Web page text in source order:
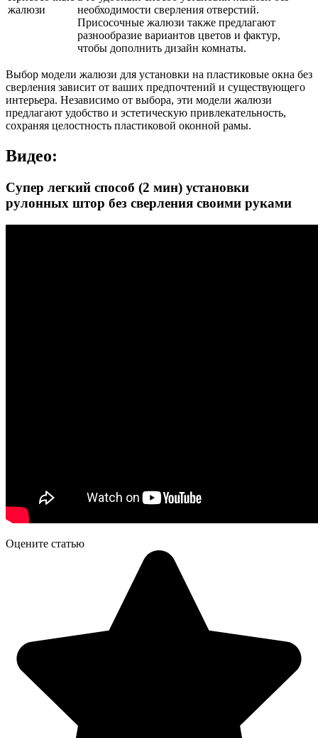
жалюзи
необходимости сверления отверстий.
Присосочные жалюзи также предлагают
разнообразие вариантов цветов и фактур,
чтобы дополнить дизайн комнаты.
Выбор модели жалюзи для установки на пластиковые окна без
сверления зависит от ваших предпочтений и существующего
интерьера. Независимо от выбора, эти модели жалюзи
предлагают удобство и эстетическую привлекательность,
сохраняя целостность пластиковой оконной рамы.
Видео:
Супер легкий способ (2 мин) установки
рулонных штор без сверления своими руками
Оцените статью